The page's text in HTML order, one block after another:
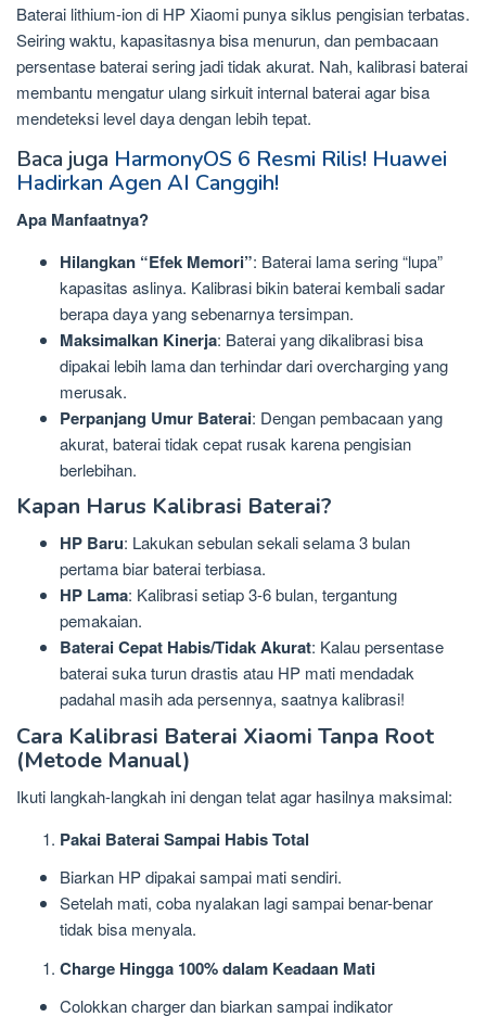
Baterai lithium-ion di HP Xiaomi punya siklus pengisian terbatas.
Seiring waktu, kapasitasnya bisa menurun, dan pembacaan
persentase baterai sering jadi tidak akurat. Nah, kalibrasi baterai
membantu mengatur ulang sirkuit internal baterai agar bisa
mendeteksi level daya dengan lebih tepat.
Baca juga HarmonyOS 6 Resmi Rilis! Huawei
Hadirkan Agen AI Canggih!
Apa Manfaatnya?
Hilangkan “Efek Memori”: Baterai lama sering “lupa”
kapasitas aslinya. Kalibrasi bikin baterai kembali sadar
berapa daya yang sebenarnya tersimpan.
Maksimalkan Kinerja: Baterai yang dikalibrasi bisa
dipakai lebih lama dan terhindar dari overcharging yang
merusak.
Perpanjang Umur Baterai: Dengan pembacaan yang
akurat, baterai tidak cepat rusak karena pengisian
berlebihan.
Kapan Harus Kalibrasi Baterai?
HP Baru: Lakukan sebulan sekali selama 3 bulan
pertama biar baterai terbiasa.
HP Lama: Kalibrasi setiap 3-6 bulan, tergantung
pemakaian.
Baterai Cepat Habis/Tidak Akurat: Kalau persentase
baterai suka turun drastis atau HP mati mendadak
padahal masih ada persennya, saatnya kalibrasi!
Cara Kalibrasi Baterai Xiaomi Tanpa Root
(Metode Manual)
Ikuti langkah-langkah ini dengan telat agar hasilnya maksimal:
Pakai Baterai Sampai Habis Total
Biarkan HP dipakai sampai mati sendiri.
Setelah mati, coba nyalakan lagi sampai benar-benar
tidak bisa menyala.
Charge Hingga 100% dalam Keadaan Mati
Colokkan charger dan biarkan sampai indikator